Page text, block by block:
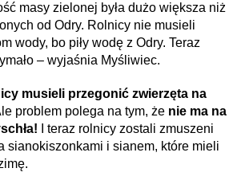
masy zielonej była dużo większa niż
od Odry. Rolnicy nie musieli
wody, bo piły wodę z Odry. Teraz
– wyjaśnia Myśliwiec.
musieli przegonić zwierzęta na
problem polega na tym, że nie ma na
I teraz rolnicy zostali zmuszeni
sianokiszonkami i sianem, które mieli